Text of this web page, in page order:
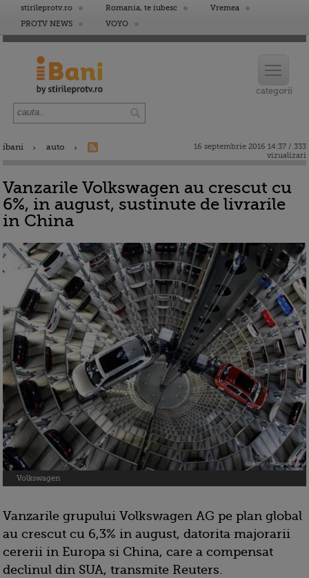
stirileprotv.ro Romania, te iubesc
Vremea
PROTV NEWS
VOYO
ibani auto
16 septembrie 2016 14:37 / 333
vizualizari
Vanzarile Volkswagen au crescut cu
6%, in august, sustinute de livrarile
in China
Volkswagen
Vanzarile grupului Volkswagen AG pe plan global
au crescut cu 6,3% in august, datorita majorarii
cererii in Europa si China, care a compensat
declinul din SUA, transmite Reuters.